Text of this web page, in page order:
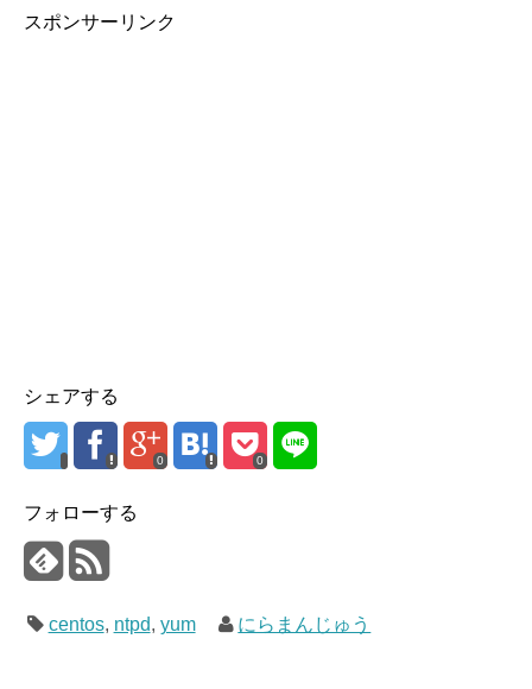
スポンサーリンク
シェアする
0 0
フォローする
centos, ntpd, yum にらまんじゅう